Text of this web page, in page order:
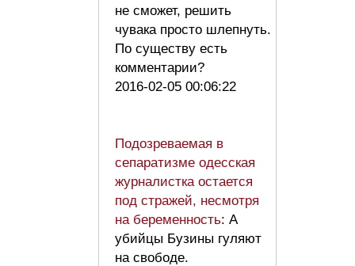
не сможет, решить
чувака просто шлепнуть.
По существу есть
комментарии?
2016-02-05 00:06:22
Подозреваемая в
сепаратизме одесская
журналистка остается
под стражей, несмотря
на беременность: А
убийцы Бузины гуляют
на свободе.